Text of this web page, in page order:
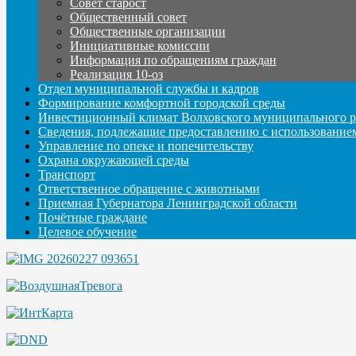
Общественный совет
Общественные организации
Инициативные комиссии
Информация по обращениям граждан
Реализация 10-оз
Отдел муниципальной службы и кадров
Формирование комфортной городской среды
Инвестиционный климат Волховского муниципального
Сведения, подлежащие предоставлению с
Управление по опеке и попечительству
Охрана окружающей среды
Транспорт
Ответственное обращение с животными
Приемная Губернатора Ленинградской области
Почётные граждане
Целевое обучение